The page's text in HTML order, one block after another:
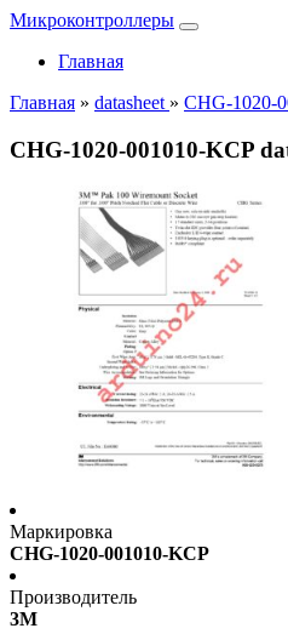
Микроконтроллеры
Главная
Главная » datasheet » CHG-1020-
CHG-1020-001010-KCP
Маркировка
CHG-1020-001010-KCP
Производитель
3M